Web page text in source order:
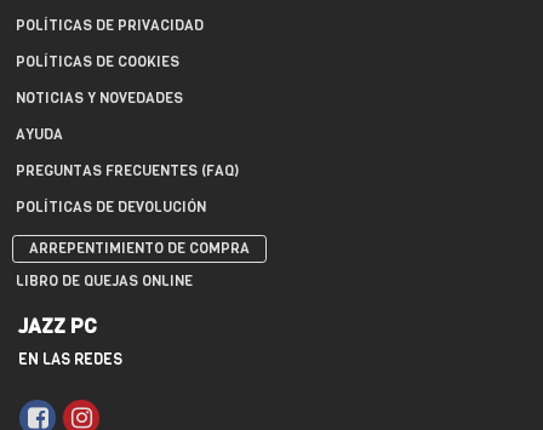
POLÍTICAS DE PRIVACIDAD
POLÍTICAS DE COOKIES
NOTICIAS Y NOVEDADES
AYUDA
PREGUNTAS FRECUENTES (FAQ)
POLÍTICAS DE DEVOLUCIÓN
ARREPENTIMIENTO DE COMPRA
LIBRO DE QUEJAS ONLINE
JAZZ PC
EN LAS REDES